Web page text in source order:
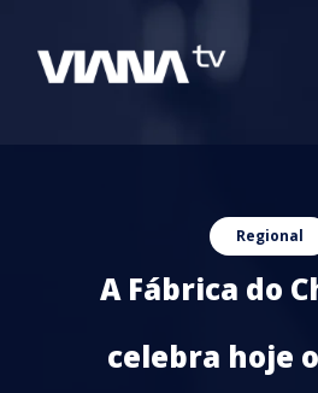
Regional
A Fábrica do
celebra hoje